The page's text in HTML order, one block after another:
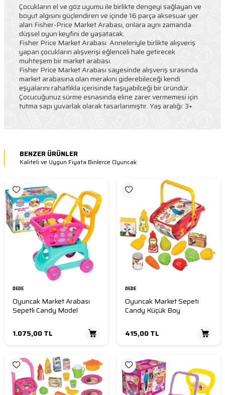
Çocukların el ve göz uyumu ile birlikte dengeyi sağlayan ve
boyut algısını güçlendiren ve içinde 16 parça aksesuar yer
alan Fisher-Price Market Arabası, onlara aynı zamanda
düşsel oyun keyfini de yaşatacak.
Fisher Price Market Arabası Anneleriyle birlikte alışveriş
yapan çocukların alışverişi eğlenceli hale getirecek
muhteşem bir market arabası.
Fisher Price Market Arabası sayesinde alışveriş sırasında
market arabasına olan merakını giderebileceği kendi
eşyalarını rahatlıkla içerisinde taşıyabilceği bir üründür.
Çocucuğunuz sürme esnasında eline zarer vermemesi için
tutma sapı yuvarlak olarak tasarlanmıştır. Yaş aralığı: 3+
BENZER ÜRÜNLER
Kaliteli ve Uygun Fiyata Binlerce Oyuncak
DEDE
Oyuncak Market Arabası
Sepetli Candy Model
1.075,00TL
DEDE
Oyuncak Market Sepeti
Candy Küçük Boy
415,00TL